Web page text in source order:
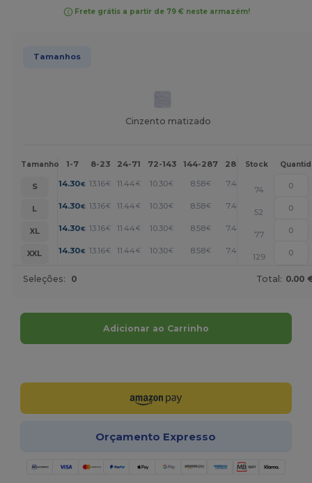
Frete grátis a partir de 79 € neste armazém!
Tamanhos
Cinzento matizado
Tamanho 1-7 8-23 24-71 72-143 144-287 288 + Mais
Stock
S 14.30€ 13.16€ 11.44€ 10.30€ 8.58€ 7.44 +
74
L
14.30€ 13.16€ 11.44€ 10.30€ 8.58€ 7.44 +
52
XL
14.30€ 13.16€ 11.44€ 10.30€ 8.58€ 7.44 +
77
XXL
14.30€ 13.16€ 11.44€ 10.30€ 8.58€ 7.44 +
129
Seleções: 0 Total: 0.00
Adicionar ao Carrinho
Orçamento Expresso